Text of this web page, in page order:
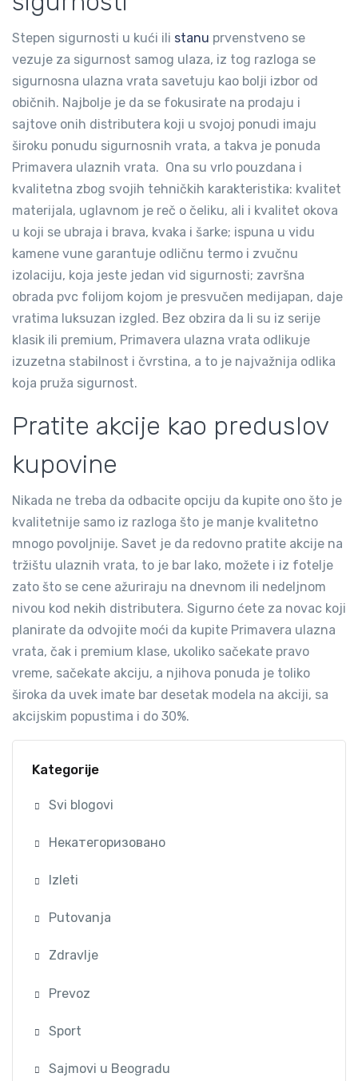
Stepen sigurnosti u kući ili stanu prvenstveno se
vezuje za sigurnost samog ulaza, iz tog razloga se
sigurnosna ulazna vrata savetuju kao bolji izbor od
običnih. Najbolje je da se fokusirate na prodaju i
sajtove onih distributera koji u svojoj ponudi imaju
široku ponudu sigurnosnih vrata, a takva je ponuda
Primavera ulaznih vrata. Ona su vrlo pouzdana i
kvalitetna zbog svojih tehničkih karakteristika: kvalitet
materijala, uglavnom je reč o čeliku, ali i kvalitet okova
u koji se ubraja i brava, kvaka i šarke; ispuna u vidu
kamene vune garantuje odličnu termo i zvučnu
izolaciju, koja jeste jedan vid sigurnosti; završna
obrada pvc folijom kojom je presvučen medijapan, daje
vratima luksuzan izgled. Bez obzira da li su iz serije
klasik ili premium, Primavera ulazna vrata odlikuje
izuzetna stabilnost i čvrstina, a to je najvažnija odlika
koja pruža sigurnost.
Pratite akcije kao preduslov
kupovine
Nikada ne treba da odbacite opciju da kupite ono što je
kvalitetnije samo iz razloga što je manje kvalitetno
mnogo povoljnije. Savet je da redovno pratite akcije na
tržištu ulaznih vrata, to je bar lako, možete i iz fotelje
zato što se cene ažuriraju na dnevnom ili nedeljnom
nivou kod nekih distributera. Sigurno ćete za novac koji
planirate da odvojite moći da kupite Primavera ulazna
vrata, čak i premium klase, ukoliko sačekate pravo
vreme, sačekate akciju, a njihova ponuda je toliko
široka da uvek imate bar desetak modela na akciji, sa
akcijskim popustima i do 30%.
Kategorije
Svi blogovi
Некатегоризовано
Izleti
Putovanja
Zdravlje
Prevoz
Sport
Sajmovi u Beogradu